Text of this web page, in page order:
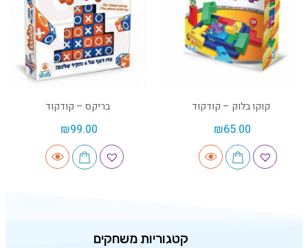
קוקו בלוק – קודקוד
₪65.00
בריקס – קודקוד
₪99.00
קטגוריות משחקים